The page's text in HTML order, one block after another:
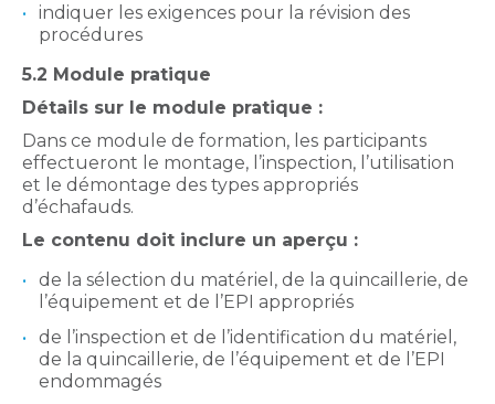
indiquer les exigences pour la révision des
procédures
5.2 Module pratique
Détails sur le module pratique :
Dans ce module de formation, les participants
effectueront le montage, l’inspection, l’utilisation
et le démontage des types appropriés
d’échafauds.
Le contenu doit inclure un aperçu :
de la sélection du matériel, de la quincaillerie, de
l’équipement et de l’EPI appropriés
de l’inspection et de l’identification du matériel,
de la quincaillerie, de l’équipement et de l’EPI
endommagés